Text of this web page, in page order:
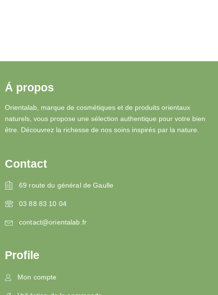
Á propos
Orientalab, marque de cosmétiques et de produits orientaux
naturels, vous propose une sélection authentique pour votre bien
être. Découvrez la richesse de nos soins inspirés par la nature.
Contact
69 route du général de Gaulle
03 88 83 10 04
contact@orientalab.fr
Profile
Mon compte